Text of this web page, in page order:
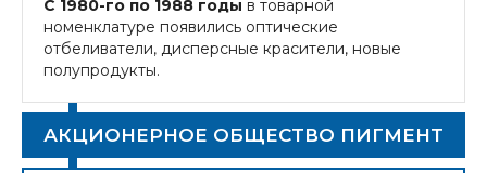
С 1980-го по 1988 годы в товарной
номенклатуре появились оптические
отбеливатели, дисперсные красители, новые
полупродукты.
АКЦИОНЕРНОЕ ОБЩЕСТВО ПИГМЕНТ